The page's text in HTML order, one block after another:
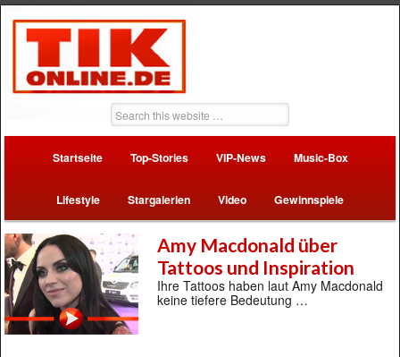
Startseite Top-Stories VIP-News Music-Box
Lifestyle Stargalerien Video Gewinnspiele
Amy Macdonald über
Tattoos und Inspiration
Ihre Tattoos haben laut Amy Macdonald
keine tiefere Bedeutung …